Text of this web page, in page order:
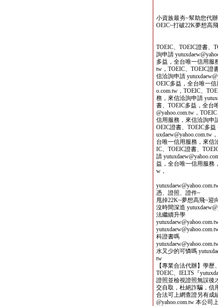
小資族最夯~幫助您代
OEIC~打破22K夢想高
TOEIC、TOEIC證書、
詢申請
多益，全台唯一信用服
tw，TOEIC、TOEIC證
信洽詢申請
OEIC多益，全台唯一信
o.com.tw，TOEIC、
務，來信洽詢申請
書、TOEIC多益，全台
@yahoo.com.tw，
信用服務，來信洽詢申
OEIC證書、TOEIC多
uxdaew@yahoo.com.tw
台唯一信用服務，來信
IC、TOEIC證書、
請
益，全台唯一信用服務
w，
憑、證照、證件~
甩掉22K~夢想高飛~迎
沒時間深造
法繼續升學
科證書嗎
水又少的可憐嗎
tw
【專業合法代辦】學
TOEIC、IELTS『
證照並檢視證照無誤後
交自取，杜絕詐騙，信
合法可上網查證另有成
@yahoo.com.tw 本公司